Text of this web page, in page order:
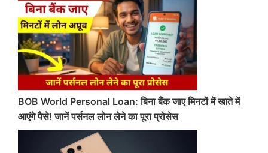
BOB World Personal Loan: बिना बैंक जाए मिनटों में खाते में
आएंगे पैसे! जानें पर्सनल लोन लेने का पूरा प्रोसेस